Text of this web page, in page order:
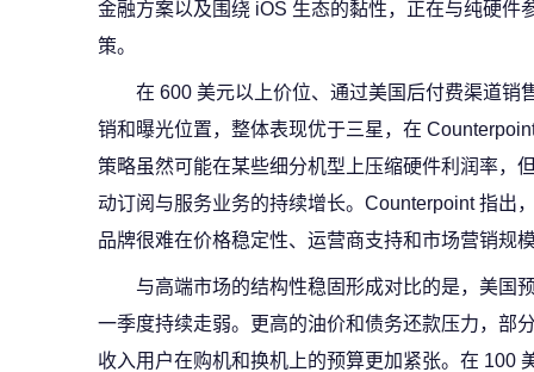
金融方案以及围绕 iOS 生态的黏性，正在与纯硬件
策。
在 600 美元以上价位、通过美国后付费渠道销
销和曝光位置，整体表现优于三星，在
策略虽然可能在某些细分机型上压缩硬件利润率，
动订阅与服务业务的持续增长。Counterpoint 指出
品牌很难在价格稳定性、运营商支持和市场营销规
与高端市场的结构性稳固形成对比的是，美国
一季度持续走弱。更高的油价和债务还款压力，部
收入用户在购机和换机上的预算更加紧张。在 100